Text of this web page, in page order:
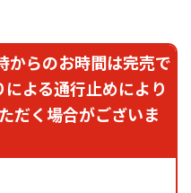
らのお時間は完売で
よる通行止めにより
だく場合がございま